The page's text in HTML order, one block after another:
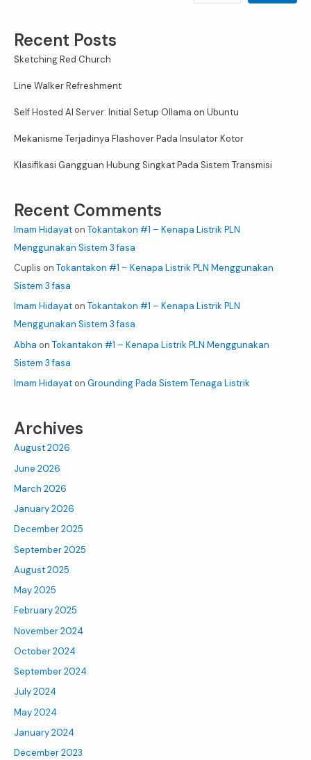
Recent Posts
Sketching Red Church
Line Walker Refreshment
Self Hosted AI Server: Initial Setup Ollama on Ubuntu
Mekanisme Terjadinya Flashover Pada Insulator Kotor
Klasifikasi Gangguan Hubung Singkat Pada Sistem Transmisi
Recent Comments
Imam Hidayaton Tokantakon #1 – Kenapa Listrik PLN
Menggunakan Sistem 3 fasa
Cuplis on Tokantakon #1 – Kenapa Listrik PLN Menggunakan
Sistem 3 fasa
Imam Hidayaton Tokantakon #1 – Kenapa Listrik PLN
Menggunakan Sistem 3 fasa
Abha on Tokantakon #1 – Kenapa Listrik PLN Menggunakan
Sistem 3 fasa
Imam Hidayaton Grounding Pada Sistem Tenaga Listrik
Archives
August 2026
June 2026
March 2026
January 2026
December 2025
September 2025
August 2025
May 2025
February 2025
November 2024
October 2024
September 2024
July 2024
May 2024
January 2024
December 2023